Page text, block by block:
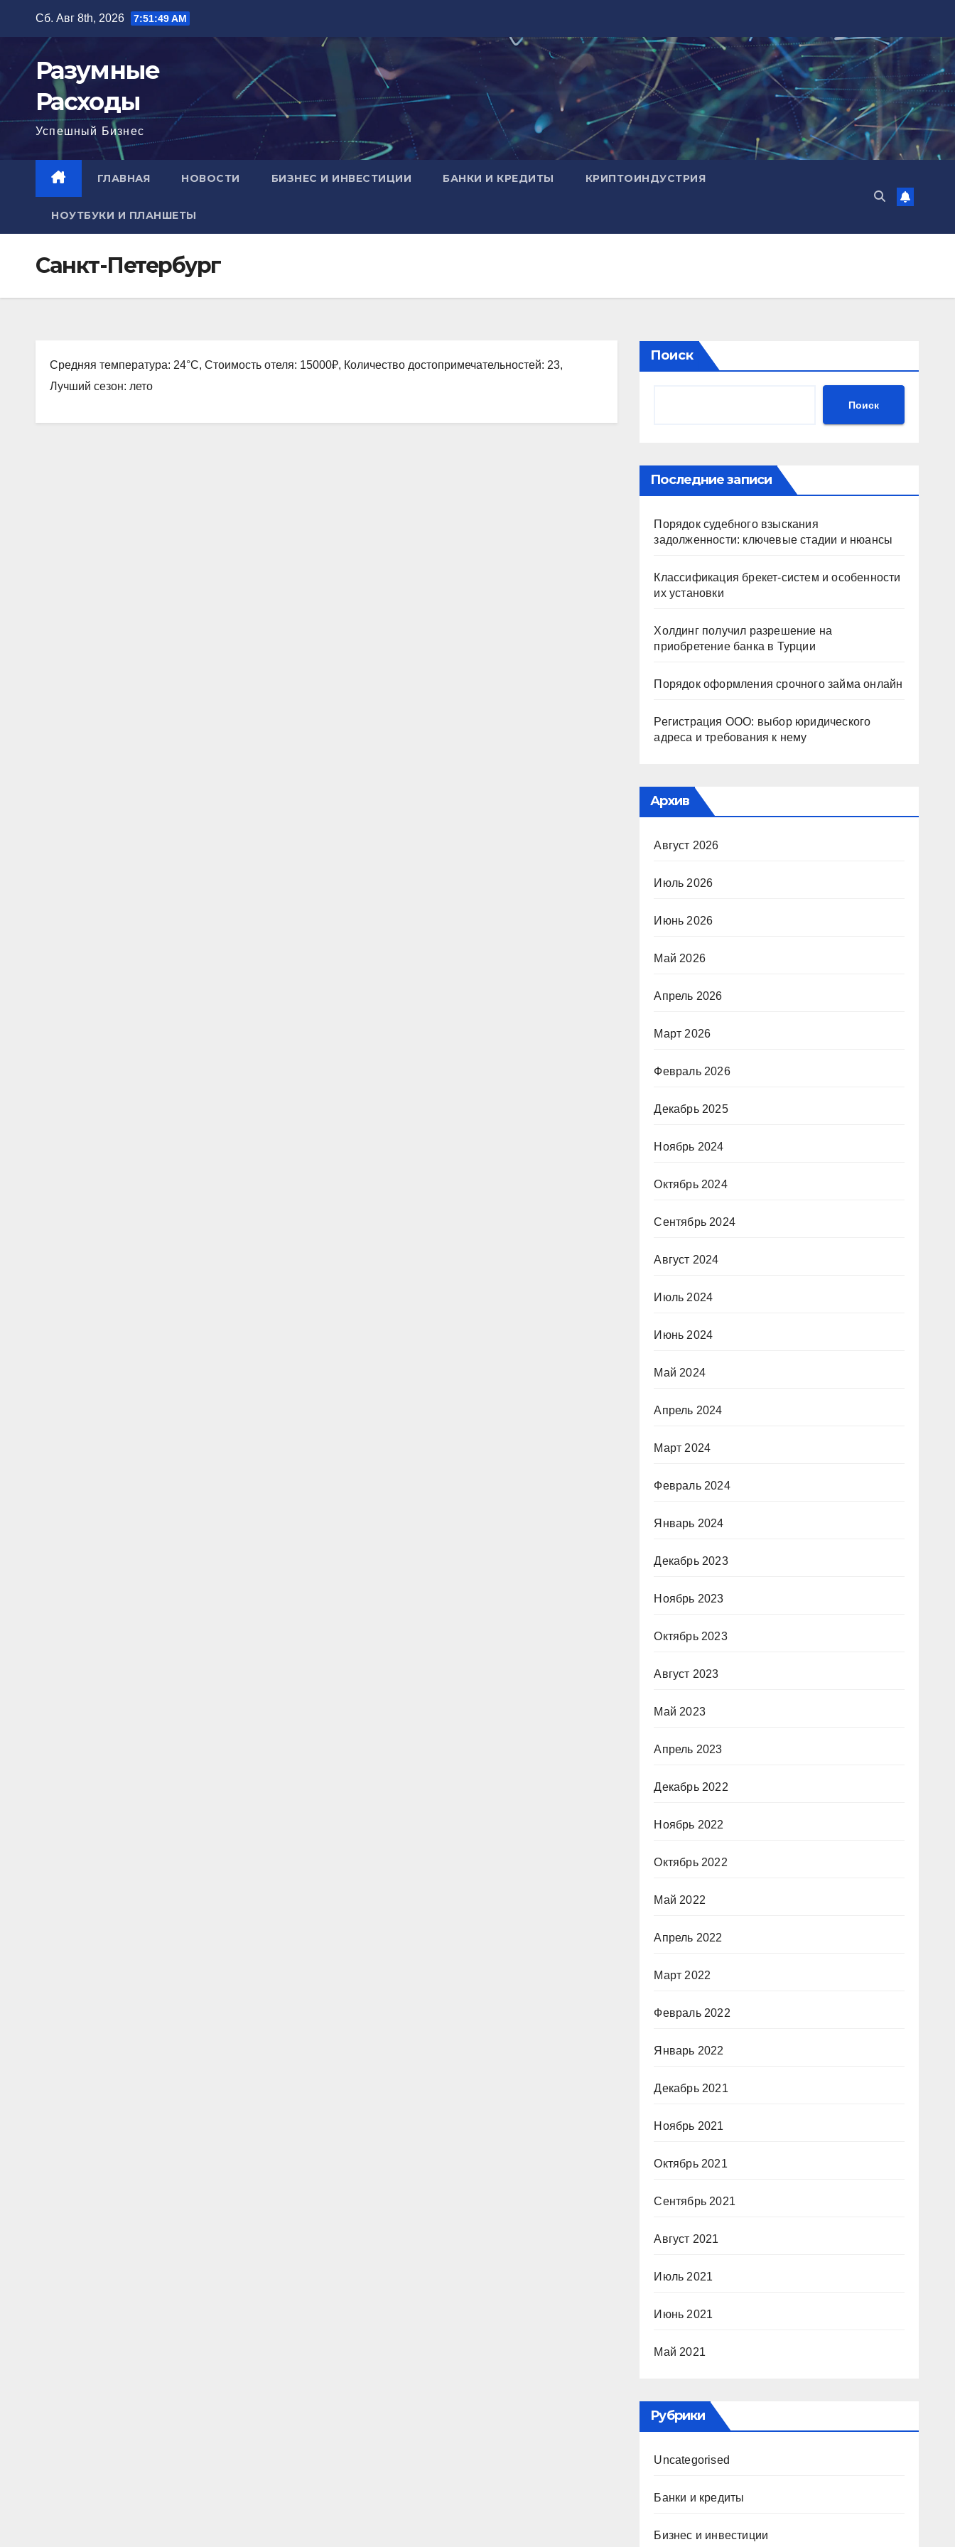
содержимому
Сб. Авг 8th, 2026 7:51:50 AM
Разумные
Расходы
Успешный Бизнес
ГЛАВНАЯ НОВОСТИ БИЗНЕС И ИНВЕСТИЦИИ БАНКИ И КРЕДИТЫ КРИПТОИНДУСТРИЯ
НОУТБУКИ И ПЛАНШЕТЫ
Санкт-Петербург
Средняя температура: 24°C, Стоимость отеля: 15000₽, Количество достопримечательностей: 23,
Лучший сезон: лето
Поиск
Поиск
Последние записи
Порядок судебного взыскания
задолженности: ключевые стадии и нюансы
Классификация брекет-систем и особенности
их установки
Холдинг получил разрешение на
приобретение банка в Турции
Порядок оформления срочного займа онлайн
Регистрация ООО: выбор юридического
адреса и требования к нему
Архив
Август 2026
Июль 2026
Июнь 2026
Май 2026
Апрель 2026
Март 2026
Февраль 2026
Декабрь 2025
Ноябрь 2024
Октябрь 2024
Сентябрь 2024
Август 2024
Июль 2024
Июнь 2024
Май 2024
Апрель 2024
Март 2024
Февраль 2024
Январь 2024
Декабрь 2023
Ноябрь 2023
Октябрь 2023
Август 2023
Май 2023
Апрель 2023
Декабрь 2022
Ноябрь 2022
Октябрь 2022
Май 2022
Апрель 2022
Март 2022
Февраль 2022
Январь 2022
Декабрь 2021
Ноябрь 2021
Октябрь 2021
Сентябрь 2021
Август 2021
Июль 2021
Июнь 2021
Май 2021
Рубрики
Uncategorised
Банки и кредиты
Бизнес и инвестиции